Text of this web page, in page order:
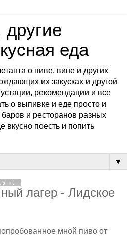
еда
о пиве, вине и других
их закусках и другой
рекомендации и все
о выпивке и еде просто и
и ресторанов разных
вкусно поесть и попить
▼
г.
лагер - Лидское
мной пиво от